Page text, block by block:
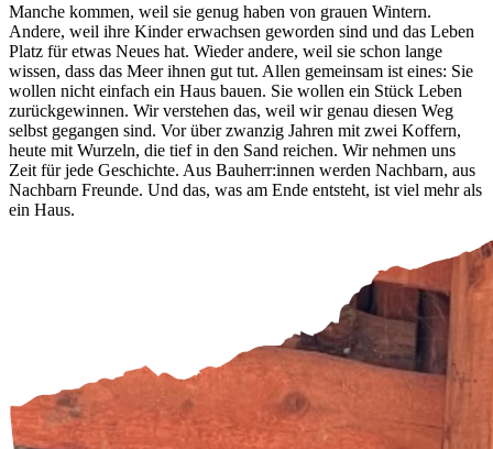
Manche kommen, weil sie genug haben von grauen Wintern.
Andere, weil ihre Kinder erwachsen geworden sind und das Leben
Platz für etwas Neues hat. Wieder andere, weil sie schon lange
wissen, dass das Meer ihnen gut tut. Allen gemeinsam ist eines: Sie
wollen nicht einfach ein Haus bauen. Sie wollen ein Stück Leben
zurückgewinnen. Wir verstehen das, weil wir genau diesen Weg
selbst gegangen sind. Vor über zwanzig Jahren mit zwei Koffern,
heute mit Wurzeln, die tief in den Sand reichen. Wir nehmen uns
Zeit für jede Geschichte. Aus Bauherr:innen werden Nachbarn, aus
Nachbarn Freunde. Und das, was am Ende entsteht, ist viel mehr als
ein Haus.